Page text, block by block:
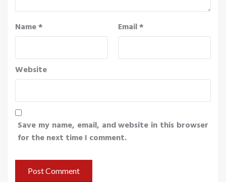
Name* Email*
Website
Save my name, email, and website in this browser
for the next time I comment.